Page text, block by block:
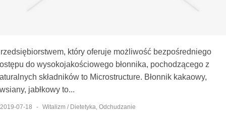
który oferuje możliwość bezpośredniego
do wysokojakościowego błonnika, pochodzącego z
składników to Microstructure. Błonnik kakaowy,
jabłkowy to...
2019-07-18 - Witalizm / Dietetyka, Odchudzanie